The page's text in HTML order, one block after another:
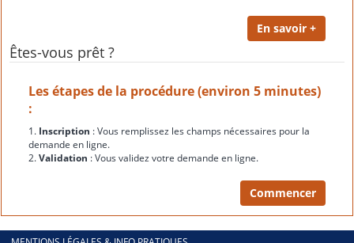
Êtes-vous prêt ?
Les étapes de la procédure (environ 5 minutes)
:
1. Inscription : Vous remplissez les champs nécessaires pour la
demande en ligne.
2.Validation : Vous validez votre demande en ligne.